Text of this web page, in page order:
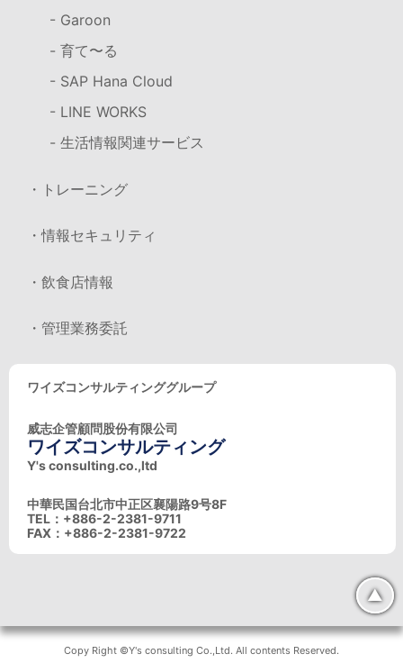
- Garoon
- 育て〜る
- SAP Hana Cloud
- LINE WORKS
- 生活情報関連サービス
・トレーニング
・情報セキュリティ
・飲食店情報
・管理業務委託
ワイズコンサルティンググループ
威志企管顧問股份有限公司
ワイズコンサルティング
Y's consulting.co.,ltd
中華民国台北市中正区襄陽路9号8F
TEL：+886-2-2381-9711
FAX：+886-2-2381-9722
▲
Copy Right ©Y's consulting Co.,Ltd. All contents Reserved.